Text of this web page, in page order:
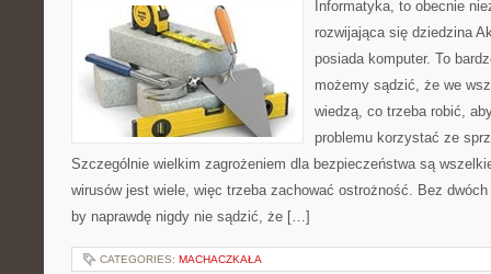
Informatyka, to obecnie
rozwijająca się dziedzina
posiada komputer. To
możemy sądzić, że we
wiedzą, co trzeba robić,
problemu korzystać ze
Szczególnie wielkim zagrożeniem dla bezpieczeństwa są
wirusów jest wiele, więc trzeba zachować ostrożność. Bez
by naprawdę nigdy nie sądzić, że […]
CATEGORIES: MACHACZKAŁA